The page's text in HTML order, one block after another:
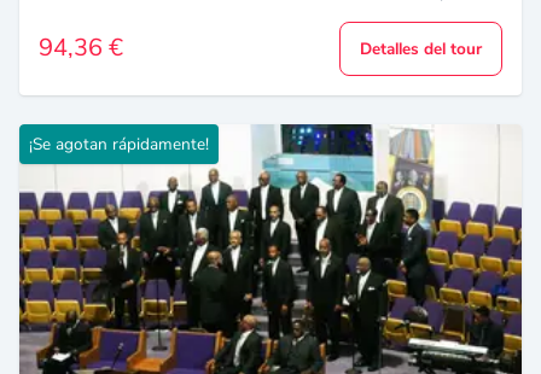
94,36 € Detalles del tour
¡Se agotan rápidamente!